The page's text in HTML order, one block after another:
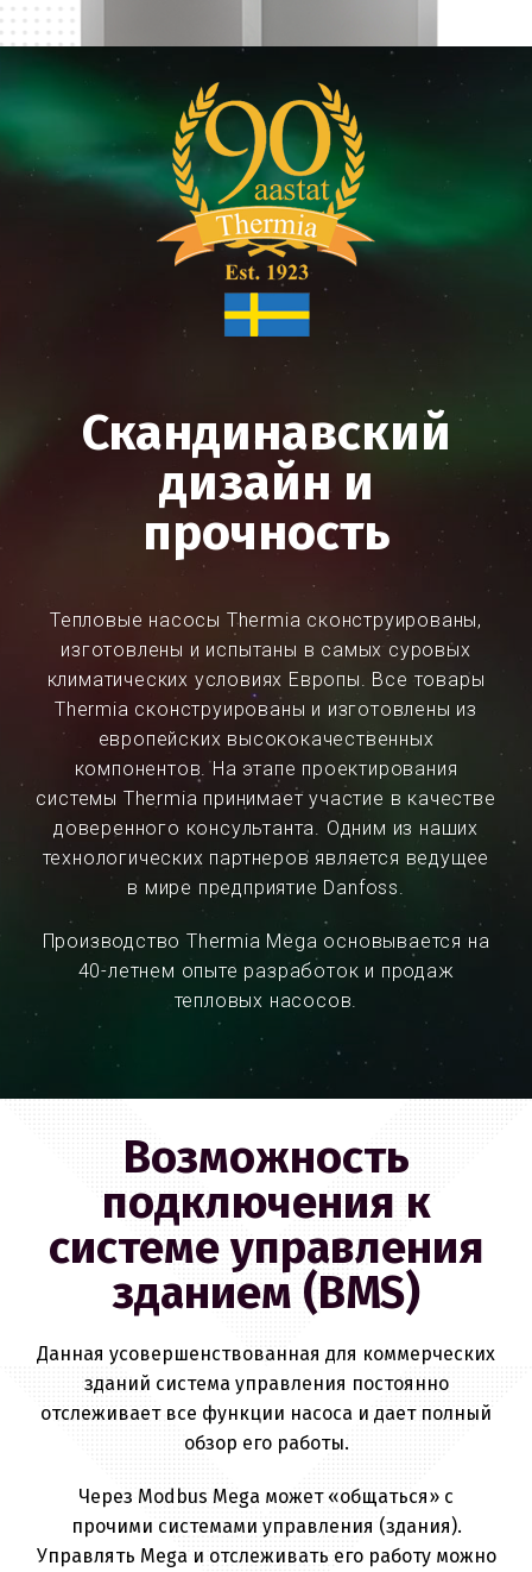
Скандинавский
дизайн и
прочность
Тепловые насосы Thermia сконструированы,
изготовлены и испытаны в самых суровых
климатических условиях Европы. Все товары
Thermia сконструированы и изготовлены из
европейских высококачественных
компонентов. На этапе проектирования
системы Thermia принимает участие в качестве
доверенного консультанта. Одним из наших
технологических партнеров является ведущее
в мире предприятие Danfoss.
Производство Thermia Mega основывается на
40-летнем опыте разработок и продаж
тепловых насосов.
Возможность
подключения к
системе управления
зданием (BMS)
Данная усовершенствованная для коммерческих
зданий система управления постоянно
отслеживает все функции насоса и дает полный
обзор его работы.
Через Modbus Mega может «общаться» с
прочими системами управления (здания).
Управлять Mega и отслеживать его работу можно